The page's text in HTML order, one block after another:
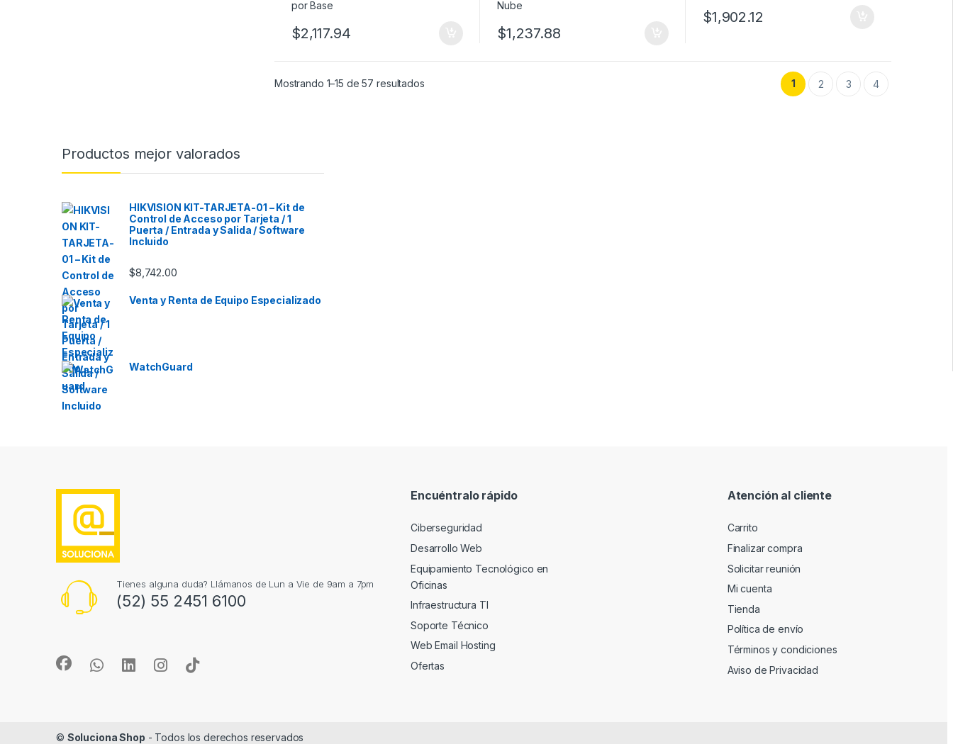
$2,117.94 $1,237.88
$1,902.12
Mostrando 1–15 de 57 resultados 1 2 3 4
Productos mejor valorados
HIKVISION KIT-TARJETA-01 – Kit de
Control de Acceso por Tarjeta / 1
Puerta / Entrada y Salida / Software
Incluido
$8,742.00
Venta y Renta de Equipo Especializado
WatchGuard
Tienes alguna duda? Llámanos de Lun a Vie de 9am a 7pm
(52) 55 2451 6100
Encuéntralo rápido
Ciberseguridad
Desarrollo Web
Equipamiento Tecnológico en
Oficinas
Infraestructura TI
Soporte Técnico
Web Email Hosting
Ofertas
Atención al cliente
Carrito
Finalizar compra
Solicitar reunión
Mi cuenta
Tienda
Política de envío
Términos y condiciones
Aviso de Privacidad
© Soluciona Shop - Todos los derechos reservados